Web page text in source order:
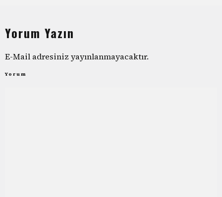
Yorum Yazın
E-Mail adresiniz yayınlanmayacaktır.
Yorum